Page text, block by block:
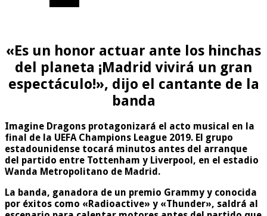
«Es un honor actuar ante los hinchas
del planeta ¡Madrid vivirá un gran
espectáculo!», dijo el cantante de la
banda
Imagine Dragons protagonizará el acto musical en la
final de la UEFA Champions League 2019. El grupo
estadounidense tocará minutos antes del arranque
del partido entre Tottenham y Liverpool, en el estadio
Wanda Metropolitano de Madrid.
La banda, ganadora de un premio Grammy y conocida
por éxitos como «Radioactive» y «Thunder», saldrá al